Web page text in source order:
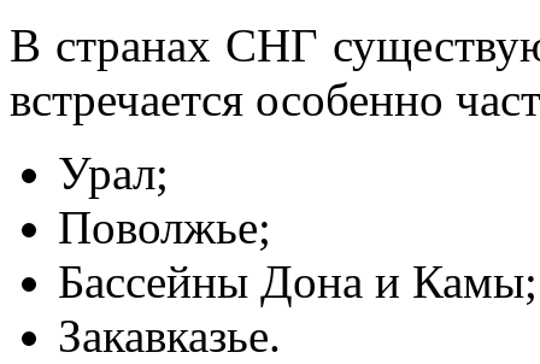
В странах СНГ
встречается особенно
Урал;
Поволжье;
Бассейны Дона и Камы;
Закавказье.